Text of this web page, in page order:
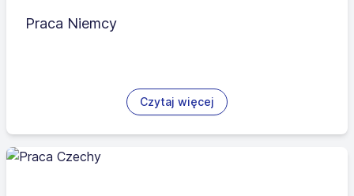
Praca Niemcy
Czytaj więcej